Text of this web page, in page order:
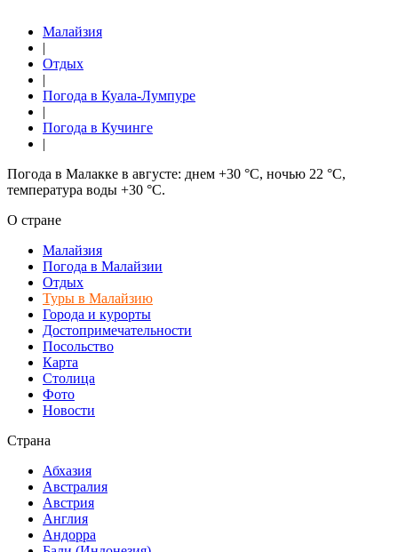
Малайзия
|
Отдых
|
Погода в Куала-Лумпуре
|
Погода в Кучинге
|
Погода в Малакке в августе: днем +30 °C, ночью 22 °C,
температура воды +30 °C.
О стране
Малайзия
Погода в Малайзии
Отдых
Туры в Малайзию
Города и курорты
Достопримечательности
Посольство
Карта
Столица
Фото
Новости
Страна
Абхазия
Австралия
Австрия
Англия
Андорра